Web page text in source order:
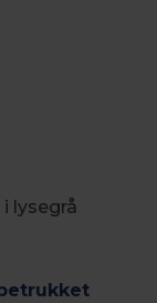
lysegrå